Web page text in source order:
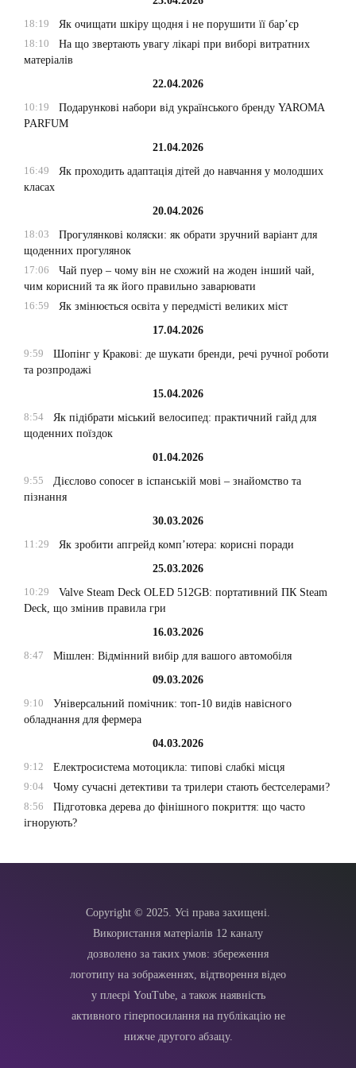
18:19
Як очищати шкіру щодня і не порушити її бар’єр
18:10
На що звертають увагу лікарі при виборі витратних
матеріалів
22.04.2026
10:19
Подарункові набори від українського бренду YAROMA
PARFUM
21.04.2026
16:49
Як проходить адаптація дітей до навчання у молодших
класах
20.04.2026
18:03
Прогулянкові коляски: як обрати зручний варіант для
щоденних прогулянок
17:06
Чай пуер – чому він не схожий на жоден інший чай,
чим корисний та як його правильно заварювати
16:59
Як змінюється освіта у передмісті великих міст
17.04.2026
9:59
Шопінг у Кракові: де шукати бренди, речі ручної роботи
та розпродажі
15.04.2026
8:54
Як підібрати міський велосипед: практичний гайд для
щоденних поїздок
01.04.2026
9:55
Дієслово conocer в іспанській мові – знайомство та
пізнання
30.03.2026
11:29
Як зробити апгрейд комп’ютера: корисні поради
25.03.2026
10:29
Valve Steam Deck OLED 512GB: портативний ПК Steam
Deck, що змінив правила гри
16.03.2026
8:47
Мішлен: Відмінний вибір для вашого автомобіля
09.03.2026
9:10
Універсальний помічник: топ-10 видів навісного
обладнання для фермера
04.03.2026
9:12
Електросистема мотоцикла: типові слабкі місця
9:04
Чому сучасні детективи та трилери стають бестселерами?
8:56
Підготовка дерева до фінішного покриття: що часто
ігнорують?
Copyright © 2025. Усі права захищені.
Використання матеріалів 12 каналу
дозволено за таких умов: збереження
логотипу на зображеннях, відтворення відео
у плеєрі YouTube, а також наявність
активного гіперпосилання на публікацію не
нижче другого абзацу.